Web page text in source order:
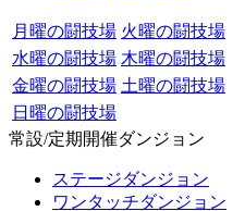
月曜の闘技場 火曜の闘技場
水曜の闘技場 木曜の闘技場
金曜の闘技場 土曜の闘技場
日曜の闘技場
常設/定期開催ダンジョン
ステージダンジョン
ワンタッチダンジョン